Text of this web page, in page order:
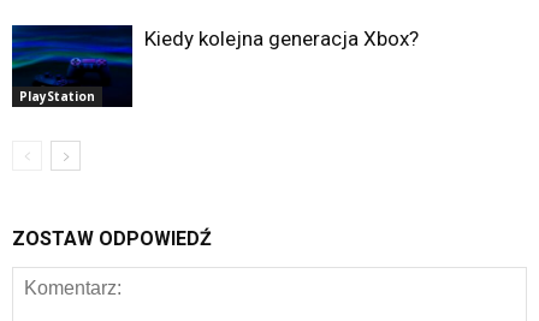
PlayStation
Kiedy kolejna generacja Xbox?
ZOSTAW ODPOWIEDŹ